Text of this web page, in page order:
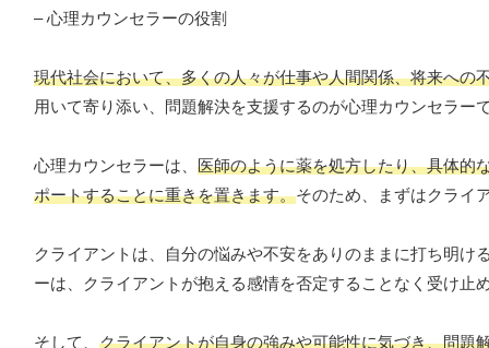
– 心理カウンセラーの役割
現代社会において、多くの人々が仕事や人間関係、将来への
用いて寄り添い、問題解決を支援するのが心理カウンセラー
心理カウンセラーは、 医師のように薬を処方したり、具体的
ポートすることに重きを置きます。そのため、まずはクライ
クライアントは、自分の悩みや不安をありのままに打ち明
ーは、クライアントが抱える感情を否定することなく受け止
そして、 クライアントが自身の強みや可能性に気づき、問題